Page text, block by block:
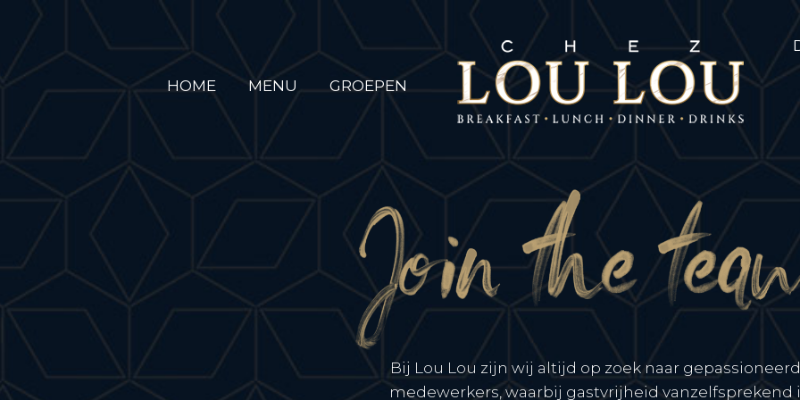
HOME MENU GROEPEN
Bij Lou Lou zijn wij altijd op zoek naar
medewerkers, waarbij gastvrijheid vanzelfsprekend